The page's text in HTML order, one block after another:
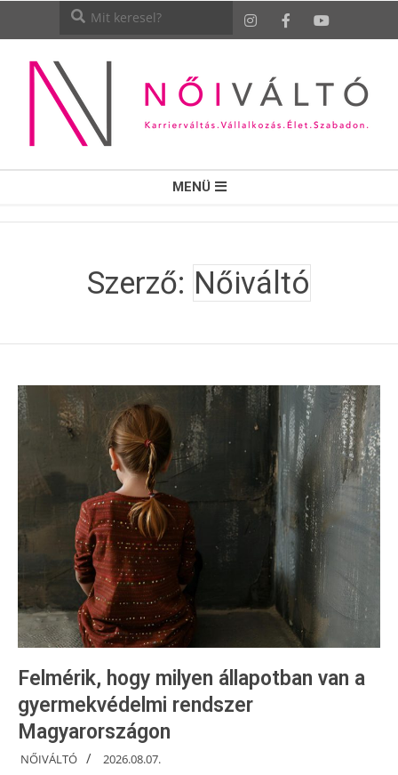
NŐI
VÁLTÓ
MENÜ
Szerző: Nőiváltó
Felmérik, hogy milyen állapotban van a
gyermekvédelmi rendszer
Magyarországon
NŐIVÁLTÓ 2026.08.07.